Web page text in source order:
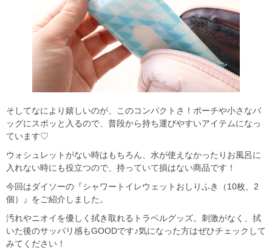
そしてなにより嬉しいのが、このコンパクトさ！ポーチや小さなバ
ッグにスポッと入るので、普段から持ち運びやすいアイテムになっ
ています♡
ウォシュレットがない時はもちろん、水が使えなかったりお風呂に
入れない時にも役立つので、持っていて損はない商品です！
今回はダイソーの『シャワートイレウェットおしりふき（10枚、2
個）』をご紹介しました。
汚れやニオイを優しく拭き取れるトラベルグッズ。刺激がなく、拭
いた後のサッパリ感もGOODです♪気になった方はぜひチェックして
みてください！